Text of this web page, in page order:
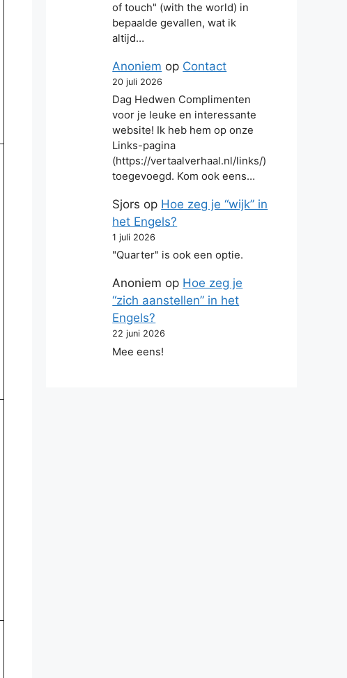
of touch" (with the world) in
bepaalde gevallen, wat ik
altijd…
Anoniem op Contact
20 juli 2026
Dag Hedwen Complimenten
voor je leuke en interessante
website! Ik heb hem op onze
Links-pagina
(https://vertaalverhaal.nl/links/)
toegevoegd. Kom ook eens…
Sjors op Hoe zeg je “wijk” in
het Engels?
1 juli 2026
"Quarter" is ook een optie.
Anoniem op Hoe zeg je
“zich aanstellen” in het
Engels?
22 juni 2026
Mee eens!